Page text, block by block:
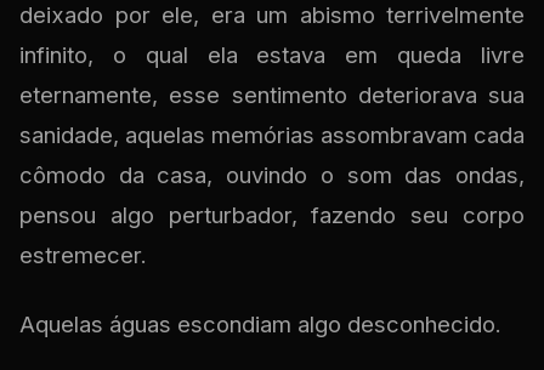
deixado por ele, era um abismo terrivelmente
infinito, o qual ela estava em queda livre
eternamente, esse sentimento deteriorava sua
sanidade, aquelas memórias assombravam cada
cômodo da casa, ouvindo o som das ondas,
pensou algo perturbador, fazendo seu corpo
estremecer.
Aquelas águas escondiam algo desconhecido.